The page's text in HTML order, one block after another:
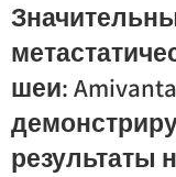
шеи:
результаты